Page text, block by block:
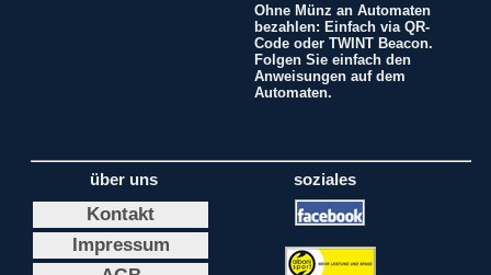
Ohne Münz an Automaten
bezahlen: Einfach via QR-
Code oder TWINT Beacon.
Folgen Sie einfach den
Anweisungen auf dem
Automaten.
über uns
Kontakt
Impressum
soziales